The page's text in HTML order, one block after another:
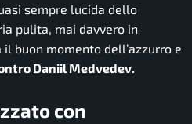
sempre lucida dello
pulita, mai davvero in
buon momento dell’azzurro e
Daniil Medvedev.
con